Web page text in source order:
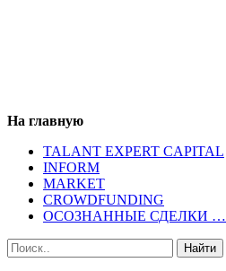
На главную
TALANT EXPERT CAPITAL
INFORM
MARKET
CROWDFUNDING
ОСОЗНАННЫЕ СДЕЛКИ …